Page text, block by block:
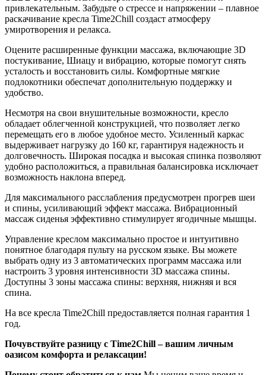
привлекательным. Забудьте о стрессе и напряжении – плавное
раскачивание кресла Time2Chill создаст атмосферу
умиротворения и релакса.
Оцените расширенные функции массажа, включающие 3D
постукивание, Шиацу и вибрацию, которые помогут снять
усталость и восстановить силы. Комфортные мягкие
подлокотники обеспечат дополнительную поддержку и
удобство.
Несмотря на свои внушительные возможности, кресло
обладает облегченной конструкцией, что позволяет легко
перемещать его в любое удобное место. Усиленный каркас
выдерживает нагрузку до 160 кг, гарантируя надежность и
долговечность. Широкая посадка и высокая спинка позволяют
удобно расположиться, а правильная балансировка исключает
возможность наклона вперед.
Для максимального расслабления предусмотрен прогрев шеи
и спины, усиливающий эффект массажа. Вибрационный
массаж сиденья эффективно стимулирует ягодичные мышцы.
Управление креслом максимально простое и интуитивно
понятное благодаря пульту на русском языке. Вы можете
выбрать одну из 3 автоматических программ массажа или
настроить 3 уровня интенсивности 3D массажа спины.
Доступны 3 зоны массажа спины: верхняя, нижняя и вся
спина.
На все кресла Time2Chill предоставляется полная гарантия 1
год.
Почувствуйте разницу с Time2Chill – вашим личным
оазисом комфорта и релаксации!